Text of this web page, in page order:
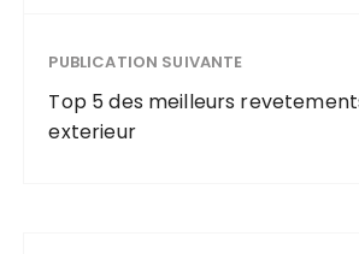
PUBLICATION SUIVANTE
Top 5 des meilleurs
exterieur